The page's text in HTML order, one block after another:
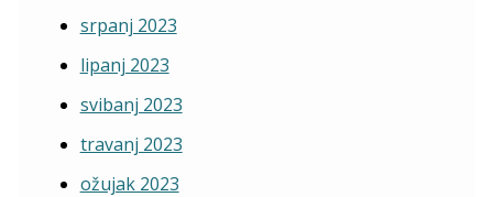
srpanj 2023
lipanj 2023
svibanj 2023
travanj 2023
ožujak 2023